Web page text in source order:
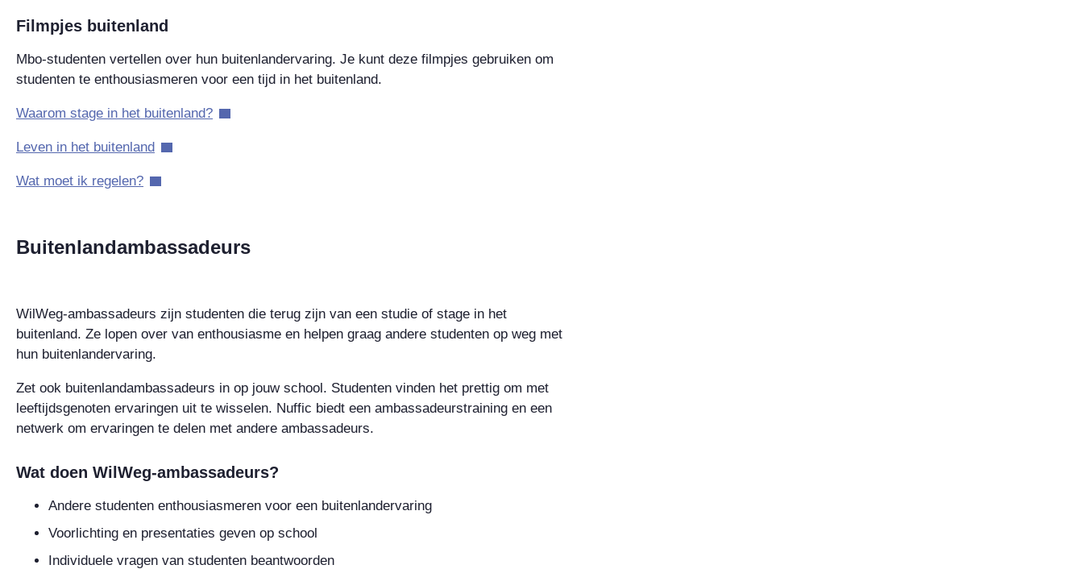
Filmpjes buitenland
Mbo-studenten vertellen over hun buitenlandervaring. Je kunt deze filmpjes gebruiken om
studenten te enthousiasmeren voor een tijd in het buitenland.
Waarom stage in het buitenland?
Leven in het buitenland
Wat moet ik regelen?
Buitenlandambassadeurs
WilWeg-ambassadeurs zijn studenten die terug zijn van een studie of stage in het
buitenland. Ze lopen over van enthousiasme en helpen graag andere studenten op weg met
hun buitenlandervaring.
Zet ook buitenlandambassadeurs in op jouw school. Studenten vinden het prettig om met
leeftijdsgenoten ervaringen uit te wisselen. Nuffic biedt een ambassadeurstraining en een
netwerk om ervaringen te delen met andere ambassadeurs.
Wat doen WilWeg-ambassadeurs?
Andere studenten enthousiasmeren voor een buitenlandervaring
Voorlichting en presentaties geven op school
Individuele vragen van studenten beantwoorden